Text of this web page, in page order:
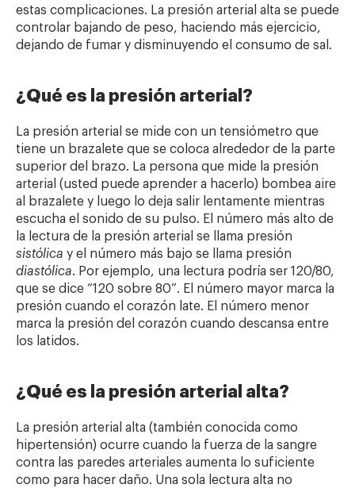
estas complicaciones. La presión arterial alta se puede
controlar bajando de peso, haciendo más ejercicio,
dejando de fumar y disminuyendo el consumo de sal.
¿Qué es la presión arterial?
La presión arterial se mide con un tensiómetro que
tiene un brazalete que se coloca alrededor de la parte
superior del brazo. La persona que mide la presión
arterial (usted puede aprender a hacerlo) bombea aire
al brazalete y luego lo deja salir lentamente mientras
escucha el sonido de su pulso. El número más alto de
la lectura de la presión arterial se llama presión
sistólica y el número más bajo se llama presión
diastólica. Por ejemplo, una lectura podría ser 120/80,
que se dice “120 sobre 80”. El número mayor marca la
presión cuando el corazón late. El número menor
marca la presión del corazón cuando descansa entre
los latidos.
¿Qué es la presión arterial alta?
La presión arterial alta (también conocida como
hipertensión) ocurre cuando la fuerza de la sangre
contra las paredes arteriales aumenta lo suficiente
como para hacer daño. Una sola lectura alta no